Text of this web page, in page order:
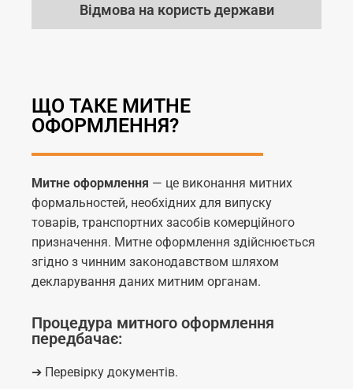
Відмова на користь держави
ЩО ТАКЕ МИТНЕ
ОФОРМЛЕННЯ?
Митне оформлення — це виконання митних
формальностей, необхідних для випуску
товарів, транспортних засобів комерційного
призначення. Митне оформлення здійснюється
згідно з чинним законодавством шляхом
декларування даних митним органам.
Процедура митного оформлення
передбачає:
➔ Перевірку документів.